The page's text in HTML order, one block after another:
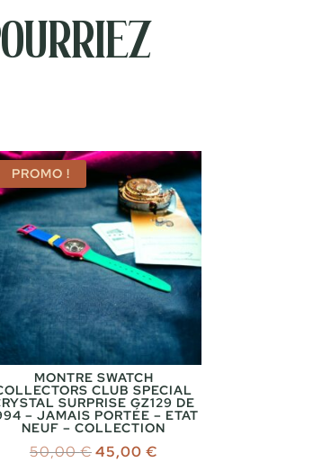
PROMO !
MONTRE SWATCH
CLUB SPECIAL
SURPRISE GZ129 DE
– JAMAIS PORTÉE – ETAT
NEUF – COLLECTION
50,00€Le
45,00 €